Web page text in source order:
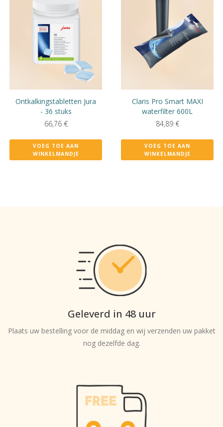
Ontkalkingstabletten Jura
- 36 stuks
66,76 €
VOEG TOE AAN
WINKELMANDJE
Claris Pro Smart MAXI
waterfilter 600L
84,89 €
VOEG TOE AAN
WINKELMANDJE
Geleverd in 48 uur
Plaats uw bestelling voor de middag en wij verzenden uw pakket
nog dezelfde dag.